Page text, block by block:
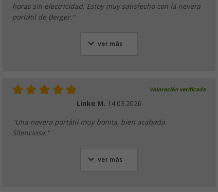
horas sin electricidad. Estoy muy satisfecho con la nevera
portátil de Berger."
ver más
Valoración verificada
Linke M. 14.03.2026
"Una nevera portátil muy bonita, bien acabada.
Silenciosa."
ver más